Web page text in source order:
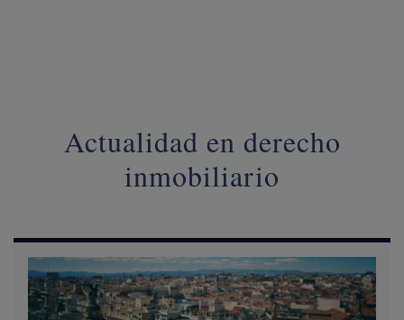
Actualidad en derecho
inmobiliario